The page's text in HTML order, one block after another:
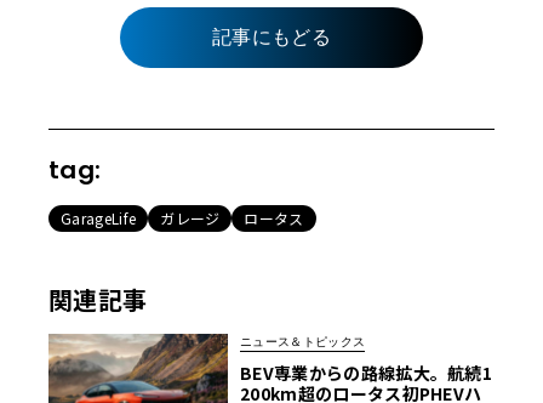
記事にもどる
tag:
GarageLife ガレージ ロータス
関連記事
ニュース＆トピックス
BEV専業からの路線拡大。航続1
200km超のロータス初PHEVハ